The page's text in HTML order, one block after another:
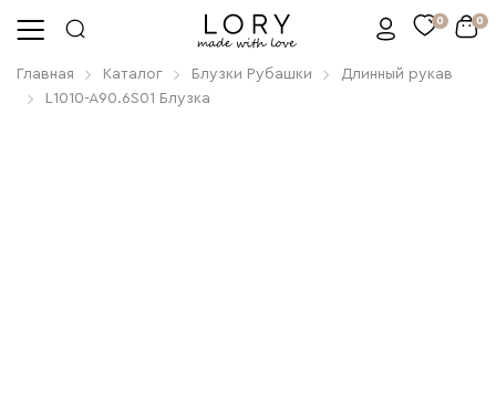
0 0
Главная Каталог Блузки Рубашки
Длинный рукав
L1010-A90.6S01 Блузка